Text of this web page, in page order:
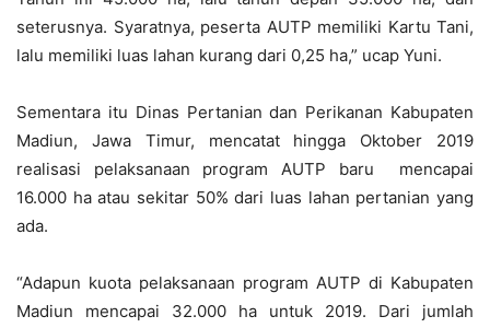
seterusnya. Syaratnya, peserta AUTP memiliki Kartu Tani,
lalu memiliki luas lahan kurang dari 0,25 ha,” ucap Yuni.
Sementara itu Dinas Pertanian dan Perikanan Kabupaten
Madiun, Jawa Timur, mencatat hingga Oktober 2019
realisasi pelaksanaan program AUTP baru mencapai
16.000 ha atau sekitar 50% dari luas lahan pertanian yang
ada.
“Adapun kuota pelaksanaan program AUTP di Kabupaten
Madiun mencapai 32.000 ha untuk 2019. Dari jumlah